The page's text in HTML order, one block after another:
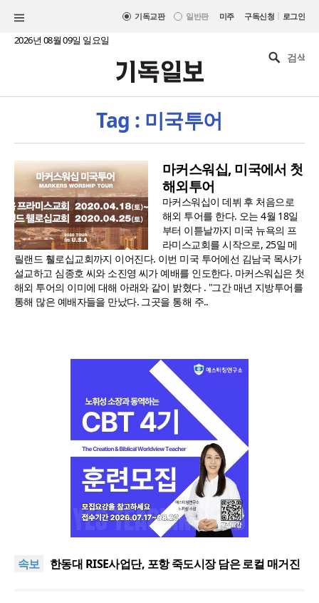
기독교판 일반판 미주 구독신청 | 로그인
2026년 08월 09일 일요일
Tag : 미국투어
마커스워십, 미국에서 첫
해외투어
마커스워십이 데뷔 후 처음으로
해외 투어를 한다. 오는 4월 18일
부터 이튿날까지 미국 뉴욕의 프
라미스교회를 시작으로, 25일 메
릴랜드 휄로십교회까지 이어진다. 이번 미국 투어에선 김남국 목사가
설교하고 심종호 씨와 소진영 씨가 예배를 인도한다. 마커스워십은 첫
해외 투어의 이미에 대해 아래와 같이 밝혔다 . "⁣⁣그간 매년 지방투어를
통해 많은 예배자들을 만났다. 그곳을 통해 주..
속보
느헤미야 연합기도회, ‘왕의 기도’로 나라·한국교회·다
여”
한동대 RISE사업단, 포항 죽도시장 담은 로컬 매거진